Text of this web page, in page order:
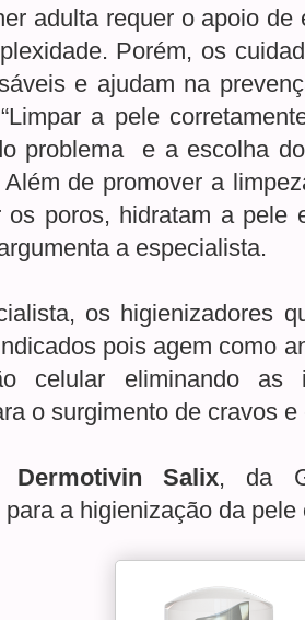
adulta requer o apoio
Porém, os
e ajudam na
a pele
problema e a escolha
de promover a
os poros, hidratam a pele
a especialista.
os higienizadores
pois agem como
celular eliminando as
o surgimento de cravos e
Dermotivin Salix, da
a higienização da pele